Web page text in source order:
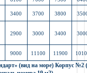
3400 3700 3800
2900 3000 3400
9000 11100 11900
(вид на море) Корпус №2